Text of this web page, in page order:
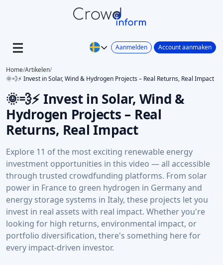
Aanmelden Account aanmaken
Home/Artikelen/
🌞💨⚡ Invest in Solar, Wind & Hydrogen Projects – Real Returns, Real Impact
🌞💨⚡ Invest in Solar, Wind &
Hydrogen Projects – Real
Returns, Real Impact
Explore 11 of the most exciting renewable energy
investment opportunities in this video — all accessible
through trusted crowdfunding platforms. From solar
power in France to green hydrogen in Germany and
energy storage systems in Italy, these projects let you
invest in real assets with real impact. Whether you're
looking for high returns, environmental impact, or
portfolio diversification, there's something here for
every impact-driven investor.